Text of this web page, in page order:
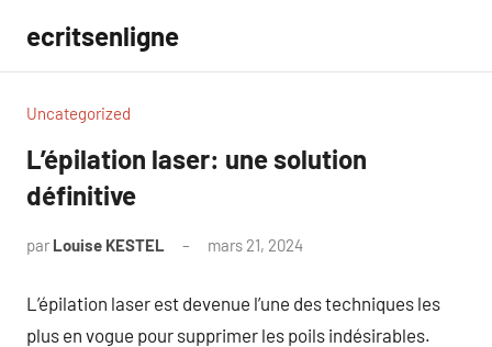
contenu
ecritsenligne
Uncategorized
L’épilation laser: une solution
définitive
par Louise KESTEL mars 21, 2024
L’épilation laser est devenue l’une des techniques les
plus en vogue pour supprimer les poils indésirables.